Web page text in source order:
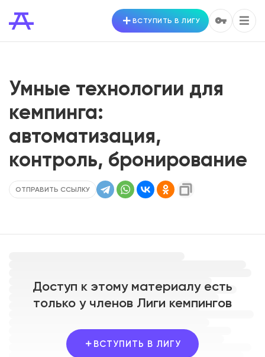
ВСТУПИТЬ В ЛИГУ
Умные технологии для
кемпинга:
автоматизация,
контроль, бронирование
ОТПРАВИТЬ ССЫЛКУ
Доступ к этому материалу есть
только у членов Лиги кемпингов
ВСТУПИТЬ В ЛИГУ